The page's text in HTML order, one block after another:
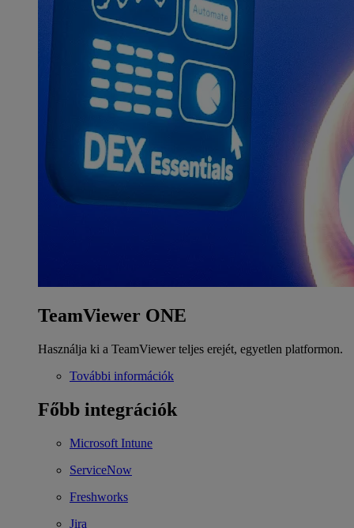
TeamViewer ONE
Használja ki a TeamViewer teljes erejét, egyetlen platformon.
További információk
Főbb integrációk
Microsoft Intune
ServiceNow
Freshworks
Jira